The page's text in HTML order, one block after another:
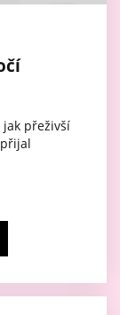
přeživší